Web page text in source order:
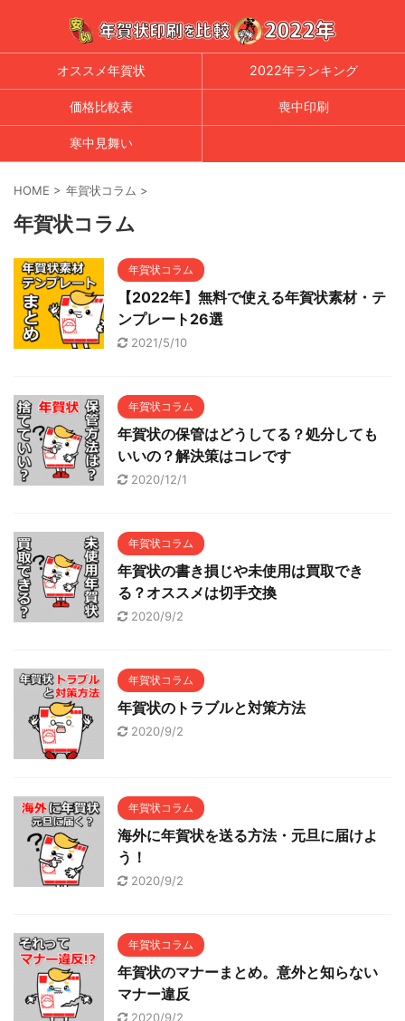
オススメ年賀状 2022年ランキング
価格比較表 喪中印刷
寒中見舞い
HOME > 年賀状コラム >
年賀状コラム
年賀状コラム
【2022年】無料で使える年賀状素材・テ
ンプレート26選
2021/5/10
年賀状コラム
年賀状の保管はどうしてる？処分しても
いいの？解決策はコレです
2020/12/1
年賀状コラム
年賀状の書き損じや未使用は買取でき
る？オススメは切手交換
2020/9/2
年賀状コラム
年賀状のトラブルと対策方法
2020/9/2
年賀状コラム
海外に年賀状を送る方法・元旦に届けよ
う！
2020/9/2
年賀状コラム
年賀状のマナーまとめ。意外と知らない
マナー違反
2020/9/2